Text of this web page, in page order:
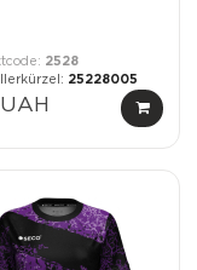
2528
25228005
UAH